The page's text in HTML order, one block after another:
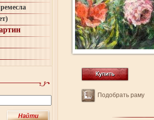
Подобрать раму